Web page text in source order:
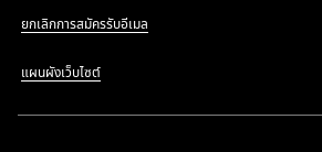
ยกเลิกการสมัครรับอีเมล
แผนผังเว็บไซต์